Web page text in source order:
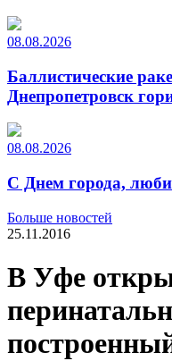
08.08.2026
Баллистические
Днепропетровск
08.08.2026
С Днем города,
Больше новостей
25.11.2016
В Уфе